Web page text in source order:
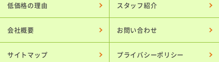
低価格の理由 スタッフ紹介
会社概要 お問い合わせ
サイトマップ プライバシーポリシー